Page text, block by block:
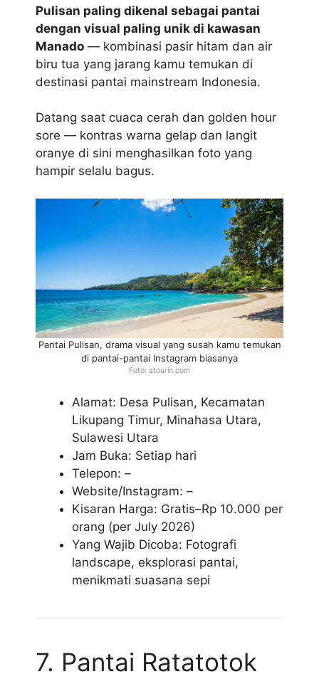
Pulisan paling dikenal sebagai pantai
dengan visual paling unik di kawasan
Manado — kombinasi pasir hitam dan air
biru tua yang jarang kamu temukan di
destinasi pantai mainstream Indonesia.
Datang saat cuaca cerah dan golden hour
sore — kontras warna gelap dan langit
oranye di sini menghasilkan foto yang
hampir selalu bagus.
Pantai Pulisan, drama visual yang susah kamu temukan
di pantai-pantai Instagram biasanya
Foto: atourin.com
Alamat: Desa Pulisan, Kecamatan
Likupang Timur, Minahasa Utara,
Sulawesi Utara
Jam Buka: Setiap hari
Telepon: –
Website/Instagram: –
Kisaran Harga: Gratis–Rp 10.000 per
orang (per July 2026)
Yang Wajib Dicoba: Fotografi
landscape, eksplorasi pantai,
menikmati suasana sepi
7. Pantai Ratatotok